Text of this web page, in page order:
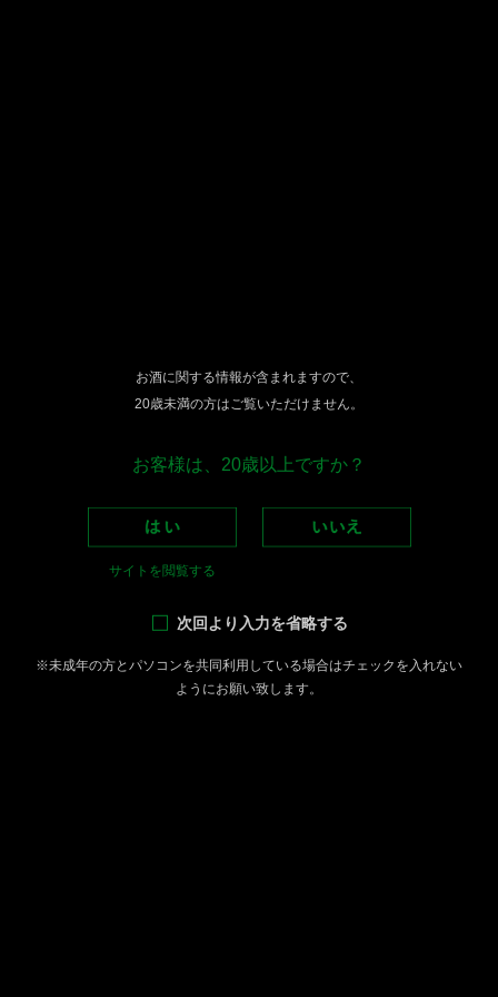
お酒に関する情報が含まれますので、
20歳未満の方はご覧いただけません。
お客様は、20歳以上ですか？
サイトを閲覧する
次回より入力を省略する
※未成年の方とパソコンを共同利用している場合はチェックを入れない
ようにお願い致します。
LOADING